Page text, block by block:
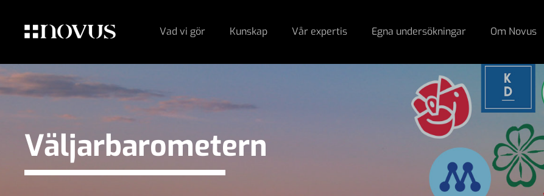
Vad vi gör Kunskap Vår expertis Egna undersökningar Om Novus
Väljarbarometern